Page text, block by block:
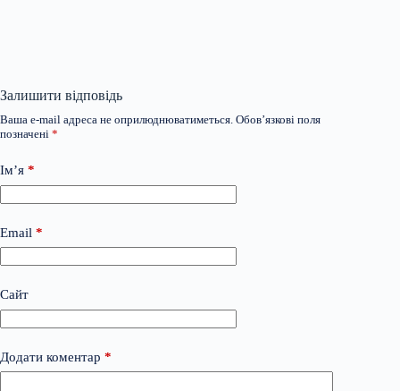
Залишити відповідь
Ваша e-mail адреса не оприлюднюватиметься. Обов’язкові поля
позначені *
Ім’я *
Email *
Сайт
Додати коментар *